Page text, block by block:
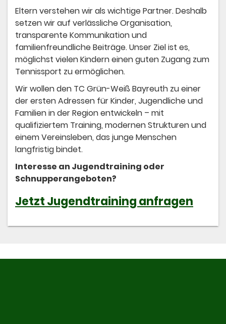
Eltern verstehen wir als wichtige Partner. Deshalb
setzen wir auf verlässliche Organisation,
transparente Kommunikation und
familienfreundliche Beiträge. Unser Ziel ist es,
möglichst vielen Kindern einen guten Zugang zum
Tennissport zu ermöglichen.
Wir wollen den TC Grün-Weiß Bayreuth zu einer
der ersten Adressen für Kinder, Jugendliche und
Familien in der Region entwickeln – mit
qualifiziertem Training, modernen Strukturen und
einem Vereinsleben, das junge Menschen
langfristig bindet.
Interesse an Jugendtraining oder
Schnupperangeboten?
Jetzt Jugendtraining anfragen